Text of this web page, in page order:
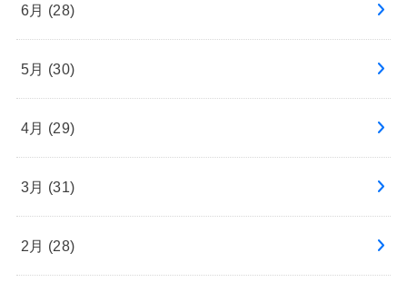
6月 (28)
5月 (30)
4月 (29)
3月 (31)
2月 (28)